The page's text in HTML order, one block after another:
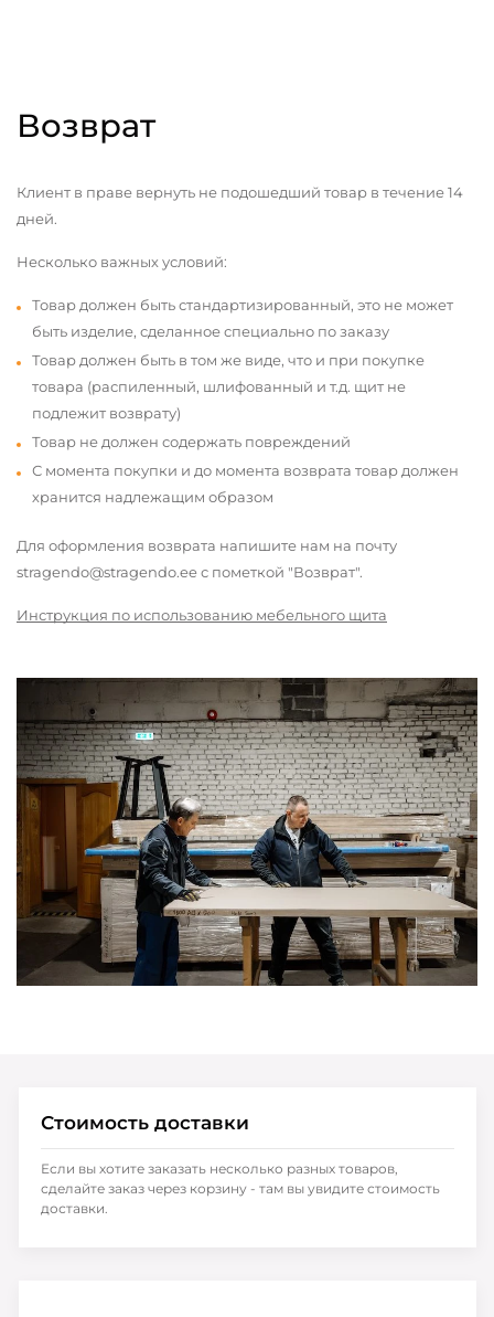
Возврат
Клиент в праве вернуть не подошедший товар в течение 14
дней.
Несколько важных условий:
Товар должен быть стандартизированный, это не может
быть изделие, сделанное специально по заказу
Товар должен быть в том же виде, что и при покупке
товара (распиленный, шлифованный и т.д. щит не
подлежит возврату)
Товар не должен содержать повреждений
С момента покупки и до момента возврата товар должен
хранится надлежащим образом
Для оформления возврата напишите нам на почту
stragendo@stragendo.ee с пометкой "Возврат".
Инструкция по использованию мебельного щита
Стоимость доставки
Если вы хотите заказать несколько разных товаров,
сделайте заказ через корзину - там вы увидите стоимость
доставки.